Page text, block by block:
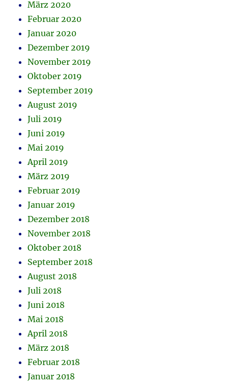
März 2020
Februar 2020
Januar 2020
Dezember 2019
November 2019
Oktober 2019
September 2019
August 2019
Juli 2019
Juni 2019
Mai 2019
April 2019
März 2019
Februar 2019
Januar 2019
Dezember 2018
November 2018
Oktober 2018
September 2018
August 2018
Juli 2018
Juni 2018
Mai 2018
April 2018
März 2018
Februar 2018
Januar 2018